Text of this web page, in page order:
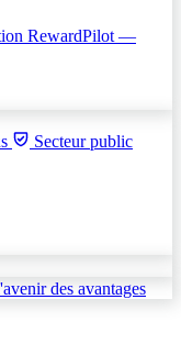
RewardPilot —
Secteur public
des avantages